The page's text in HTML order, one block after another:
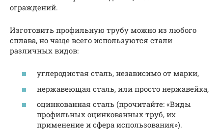
ограждений.
Изготовить профильную трубу можно из любого
сплава, но чаще всего используются стали
различных видов:
углеродистая сталь, независимо от марки,
нержавеющая сталь, или просто нержавейка,
оцинкованная сталь (прочитайте: «Виды
профильных оцинкованных труб, их
применение и сфера использования»).